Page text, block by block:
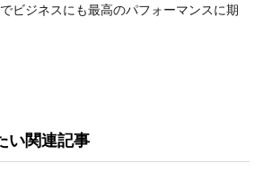
ビジネスにも最高のパフォーマンスに期
い関連記事